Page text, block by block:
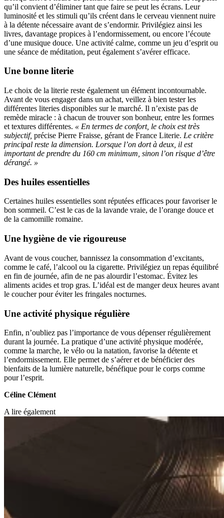
qu’il convient d’éliminer tant que faire se peut les écrans. Leur
luminosité et les stimuli qu’ils créent dans le cerveau viennent nuire
à la détente nécessaire avant de s’endormir. Privilégiez ainsi les
livres, davantage propices à l’endormissement, ou encore l’écoute
d’une musique douce. Une activité calme, comme un jeu d’esprit ou
une séance de méditation, peut également s’avérer efficace.
Une bonne literie
Le choix de la literie reste également un élément incontournable.
Avant de vous engager dans un achat, veillez à bien tester les
différentes literies disponibles sur le marché. Il n’existe pas de
remède miracle : à chacun de trouver son bonheur, entre les formes
et textures différentes. « En termes de confort, le choix est très
subjectif, précise Pierre Fraisse, gérant de France Literie. Le critère
principal reste la dimension. Lorsque l’on dort à deux, il est
important de prendre du 160 cm minimum, sinon l’on risque d’être
dérangé. »
Des huiles essentielles
Certaines huiles essentielles sont réputées efficaces pour favoriser le
bon sommeil. C’est le cas de la lavande vraie, de l’orange douce et
de la camomille romaine.
Une hygiène de vie rigoureuse
Avant de vous coucher, bannissez la consommation d’excitants,
comme le café, l’alcool ou la cigarette. Privilégiez un repas équilibré
en fin de journée, afin de ne pas alourdir l’estomac. Évitez les
aliments acides et trop gras. L’idéal est de manger deux heures avant
le coucher pour éviter les fringales nocturnes.
Une activité physique régulière
Enfin, n’oubliez pas l’importance de vous dépenser régulièrement
durant la journée. La pratique d’une activité physique modérée,
comme la marche, le vélo ou la natation, favorise la détente et
l’endormissement. Elle permet de s’aérer et de bénéficier des
bienfaits de la lumière naturelle, bénéfique pour le corps comme
pour l’esprit.
Céline Clément
A lire également